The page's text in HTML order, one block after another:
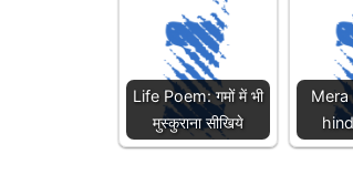
Life Poem: गमों में भी
मुस्कुराना सीखिये
Mera